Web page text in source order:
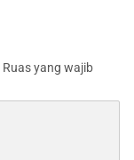
Ruas yang wajib